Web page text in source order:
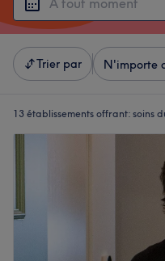
Trier par N'importe
13 établissements offrant: soins